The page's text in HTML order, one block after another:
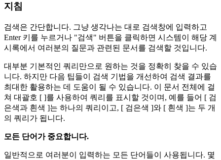
지침
검색은 간단합니다. 그냥 생각나는 대로 검색창에 입력하고
Enter 키를 누르거나 "검색" 버튼을 클릭하면 시스템이 해당 계
시록에서 여러분의 질문과 관련된 문서를 검색할 것입니다.
대부분 기본적인 쿼리만으로 원하는 것을 정확히 찾을 수 있습
니다. 하지만 다음 팁들이 검색 기법을 개선하여 검색 결과를
최대한 활용하는 데 도움이 될 수 있습니다. 이 문서 전체에 걸
쳐 대괄호 [ ]를 사용하여 쿼리를 표시할 것이며, 예를 들어 [ 검
은색과 흰색 ]는 하나의 쿼리이고, [ 검은색 ]와 [ 흰색 ]는 두 개
의 쿼리가 됩니다.
모든 단어가 중요합니다.
일반적으로 여러분이 입력하는 모든 단어들이 사용됩니다. 몇